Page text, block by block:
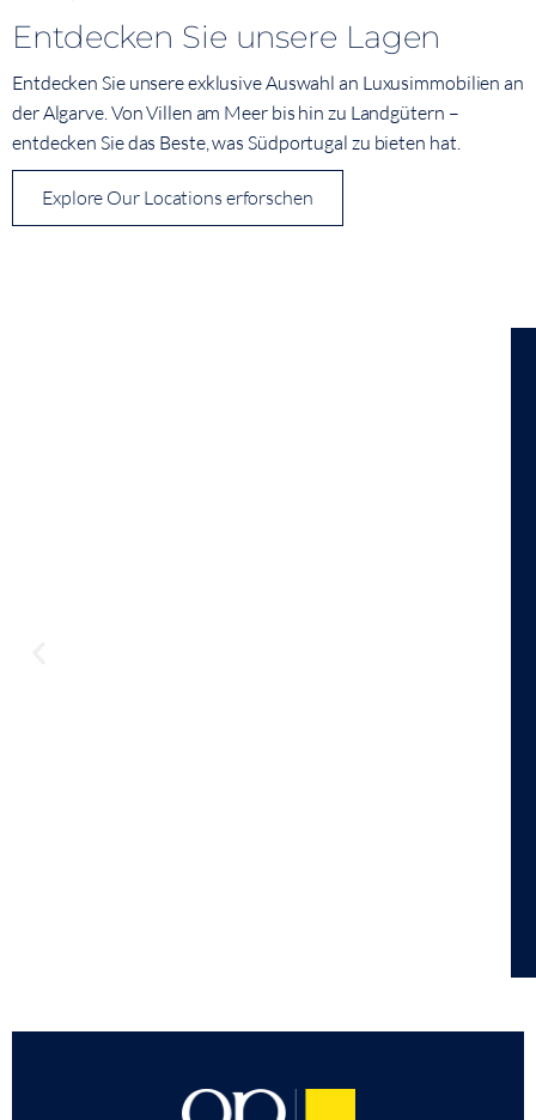
Entdecken Sie unsere Lagen
Entdecken Sie unsere exklusive Auswahl an Luxusimmobilien an
der Algarve. Von Villen am Meer bis hin zu Landgütern –
entdecken Sie das Beste, was Südportugal zu bieten hat.
Explore Our Locations erforschen